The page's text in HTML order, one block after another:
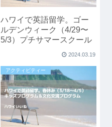
ハワイで英語留学。ゴー
ルデンウィーク（4/29〜
5/3）プチサマースクール
2024.03.19
アクティビティー